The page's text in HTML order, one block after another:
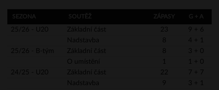
SEZONA SOUTĚŽ ZÁPASY G + A
25/26 - U20 Základní část 23
9 + 6
Nadstavba
25/26 - B-tým
Základní část
3 + 0
O umístění
1 + 0
24/25 - U20
Základní část 22
Nadstavba
9
3 + 1